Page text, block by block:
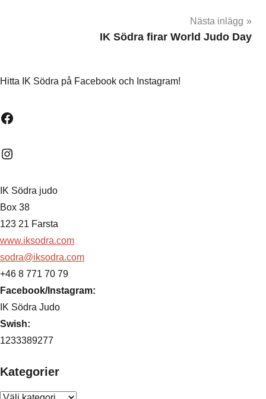
Nästa inlägg
IK Södra firar World Judo Day
Hitta IK Södra på Facebook och Instagram!
Facebook
Instagram
IK Södra judo
Box 38
123 21 Farsta
www.iksodra.com
sodra@iksodra.com
+46 8 771 70 79
Facebook/Instagram:
IK Södra Judo
Swish:
1233389277
Kategorier
Kategorier